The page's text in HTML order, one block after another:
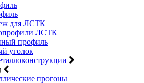
для ЛСТК
ЛСТК
профиль
уголок
прогоны